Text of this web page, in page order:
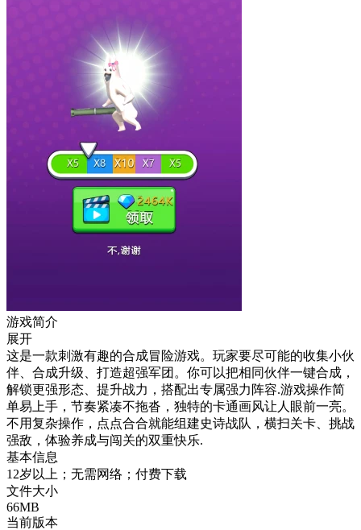
游戏简介
展开
这是一款刺激有趣的合成冒险游戏。玩家要尽可能的收集小伙
伴、合成升级、打造超强军团。你可以把相同伙伴一键合成，
解锁更强形态、提升战力，搭配出专属强力阵容.游戏操作简
单易上手，节奏紧凑不拖沓，独特的卡通画风让人眼前一亮。
不用复杂操作，点点合合就能组建史诗战队，横扫关卡、挑战
强敌，体验养成与闯关的双重快乐.
基本信息
12岁以上；无需网络；付费下载
文件大小
66MB
当前版本